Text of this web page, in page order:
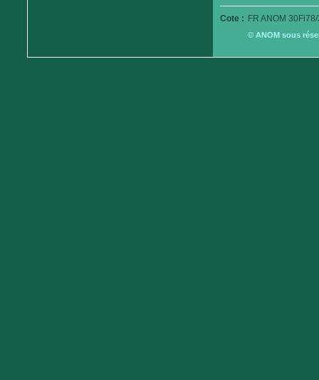
Cote : FR ANOM
© ANOM sous